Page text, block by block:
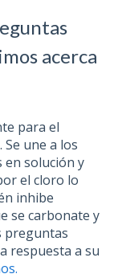
acerca
para el
une a los
en solución y
el cloro lo
inhibe
se carbonate y
preguntas
respuesta a su